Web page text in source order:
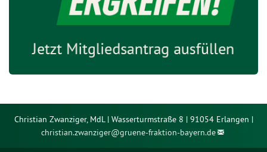
Christian Zwanziger, MdL | Wasserturmstraße 8 | 91054 Erlangen |
christian.zwanziger@gruene-fraktion-bayern.de